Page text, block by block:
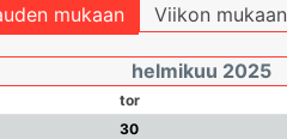
mukaan Viikon mukaan
helmikuu 2025
tor
30